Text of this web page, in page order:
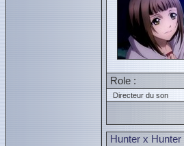
Role :
Directeur du son
Hunter x Hunter